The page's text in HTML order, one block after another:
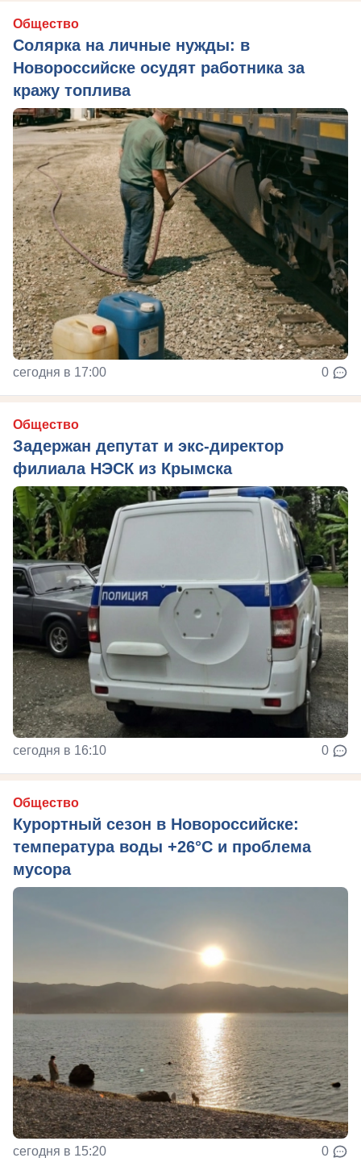
Общество
Солярка на личные нужды: в
Новороссийске осудят работника за
кражу топлива
сегодня в 17:00 0
Общество
Задержан депутат и экс-директор
филиала НЭСК из Крымска
сегодня в 16:10 0
Общество
Курортный сезон в Новороссийске:
температура воды +26°C и проблема
мусора
сегодня в 15:20 0